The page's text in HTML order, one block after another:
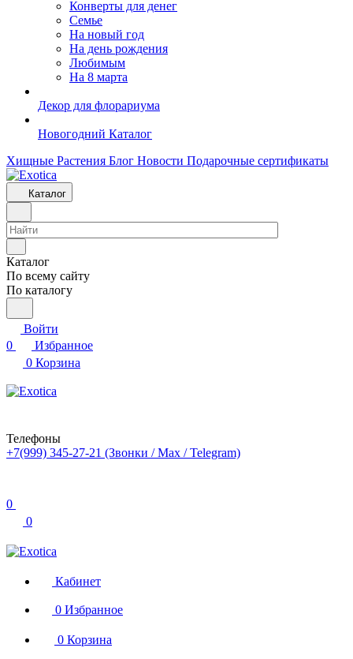
Конверты для денег
Семье
На новый год
На день рождения
Любимым
На 8 марта
Декор для флорариума
Новогодний Каталог
Хищные Растения Блог Новости Подарочные сертификаты
Каталог
Каталог
По всему сайту
По каталогу
Войти
0
Избранное
0 Корзина
Телефоны
+7(999) 345-27-21 (Звонки / Max / Telegram)
0
0
Кабинет
0 Избранное
0 Корзина